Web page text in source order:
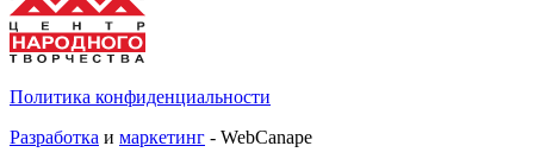
Политика конфиденциальности
Разработка и маркетинг - WebCanape